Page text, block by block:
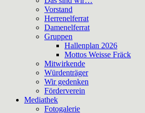
Vorstand
Herrenelferrat
Damenelferrat
Gruppen
Hallenplan 2026
Mottos Weisse Fräck
Mitwirkende
Würdenträger
Wir gedenken
Förderverein
Mediathek
Fotogalerie